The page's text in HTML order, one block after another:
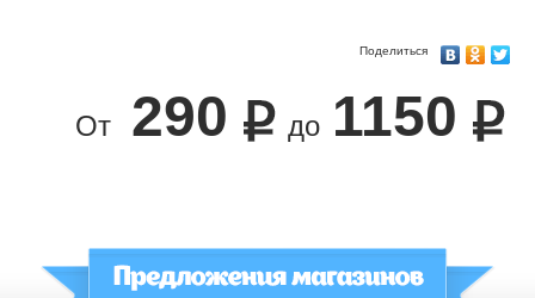
Поделиться
От 290 до 1150